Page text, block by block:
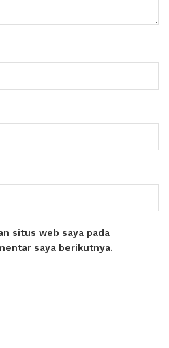
situs web saya pada
saya berikutnya.